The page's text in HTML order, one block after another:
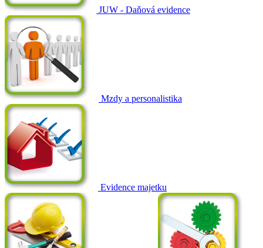
JUW - Daňová evidence
Mzdy a personalistika
Evidence majetku